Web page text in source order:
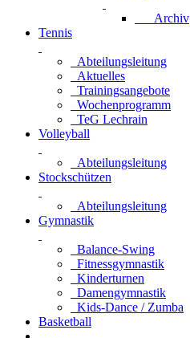
Archiv
Tennis
Abteilungsleitung
Aktuelles
Trainingsangebote
Wochenprogramm
TeG Lechrain
Volleyball
Abteilungsleitung
Stockschützen
Abteilungsleitung
Gymnastik
Balance-Swing
Fitnessgymnastik
Kinderturnen
Damengymnastik
Kids-Dance / Zumba
Basketball